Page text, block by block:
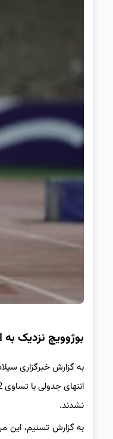
بوژوویچ نزدیک به
به گزارش خبرگزاری
نشدند.
به گزارش تسنیم، این